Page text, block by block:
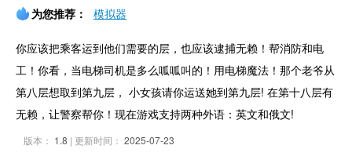
为您推荐： 模拟器
你应该把乘客运到他们需要的层，也应该逮捕无赖！帮消防和电
工！你看，当电梯司机是多么呱呱叫的！用电梯魔法！那个老爷从
第八层想取到第九层， 小女孩请你运送她到第九层! 在第十八层有
无赖，让警察帮你！现在游戏支持两种外语：英文和俄文!
版本： 1.8 | 更新时间： 2025-07-23